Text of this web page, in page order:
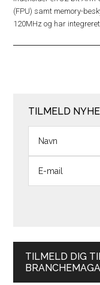
(FPU) samt memory-
120MHz og har
TILMELD
TILMELD DIG